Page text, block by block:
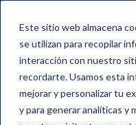
Este sitio web almacena
se utilizan para recopilar
interacción con nuestro
recordarte. Usamos esta
mejorar y personalizar tu
y para generar analíticas y